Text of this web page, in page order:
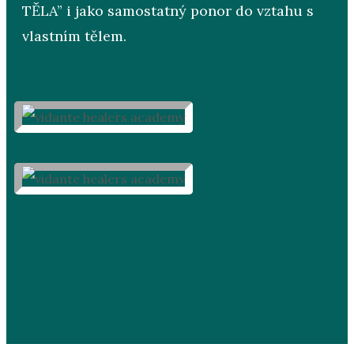
TĚLA” i jako samostatný ponor do vztahu s
vlastním tělem.